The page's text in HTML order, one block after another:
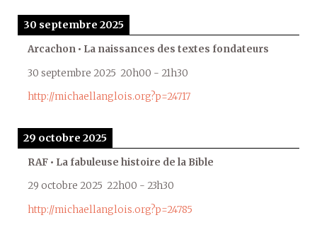
30 septembre 2025
Arcachon • La naissances des textes fondateurs
30 septembre 2025 20h00 - 21h30
http://michaellanglois.org?p=24717
29 octobre 2025
RAF • La fabuleuse histoire de la Bible
29 octobre 2025 22h00 - 23h30
http://michaellanglois.org?p=24785